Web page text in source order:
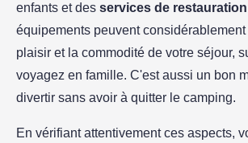
enfants et des services de restauration
équipements peuvent
plaisir et la commodité de votre séjour,
voyagez en famille. C'est aussi un bon
divertir sans avoir à quitter le camping.
En vérifiant attentivement ces aspects,